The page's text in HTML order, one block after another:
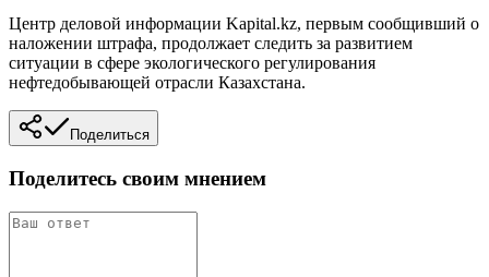
Центр деловой информации Kapital.kz, первым сообщивший о
наложении штрафа, продолжает следить за развитием
ситуации в сфере экологического регулирования
нефтедобывающей отрасли Казахстана.
Поделиться
Поделитесь своим мнением